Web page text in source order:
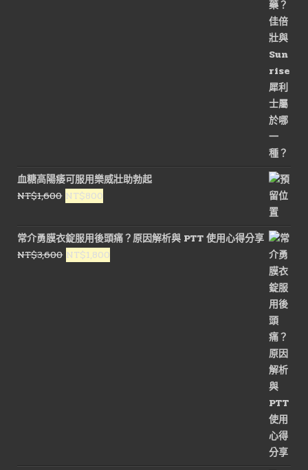
血糖高陽痿可服用樂威壯助勃起
NT$1,600 原
價
格：
NT$1,600。
NT$800
價
格：
NT$800。
常介勇膜衣錠服用後頭痛？原因解析與 PTT 使用心得分享
NT$3,600 原
NT$1,800